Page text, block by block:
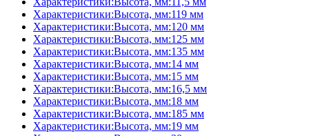
Характеристики:Высота, мм:119 мм
Характеристики:Высота, мм:120 мм
Характеристики:Высота, мм:125 мм
Характеристики:Высота, мм:135 мм
Характеристики:Высота, мм:14 мм
Характеристики:Высота, мм:15 мм
Характеристики:Высота, мм:16,5 мм
Характеристики:Высота, мм:18 мм
Характеристики:Высота, мм:185 мм
Характеристики:Высота, мм:19 мм